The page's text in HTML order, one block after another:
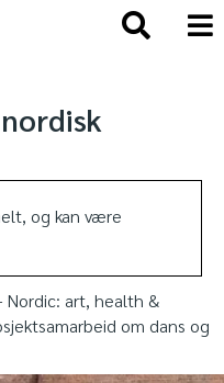
og kan være
Nordic: art, health &
om dans og